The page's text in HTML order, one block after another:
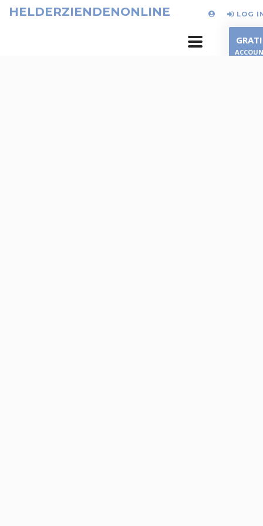
HELDERZIENDENONLINE LOG